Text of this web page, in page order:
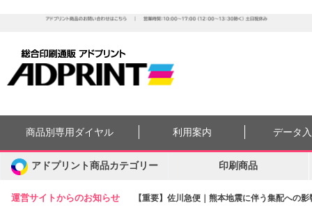
運営サイトからのお知らせ 【重要】佐川急便｜熊本地震に伴う集配への
商品別専用ダイヤル 利用案内 データ
アドプリント商品カテゴリー 印刷商品